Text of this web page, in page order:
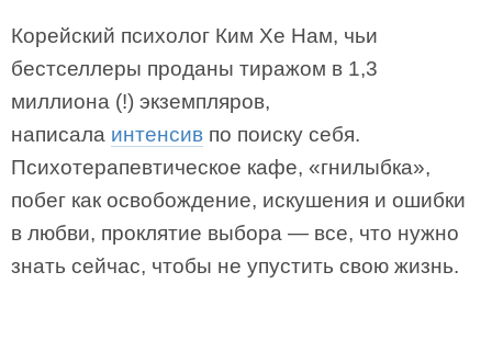
Корейский психолог Ким Хе Нам, чьи
бестселлеры проданы тиражом в 1,3
миллиона (!) экземпляров,
написала интенсив по поиску себя.
Психотерапевтическое кафе, «гнилыбка»,
побег как освобождение, искушения и ошибки
в любви, проклятие выбора — все, что нужно
знать сейчас, чтобы не упустить свою жизнь.